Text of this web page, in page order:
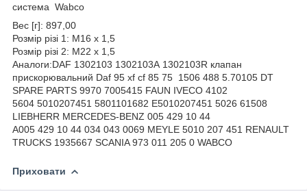
система Wabco
Вес [г]: 897,00
Розмір різі 1: M16 x 1,5
Розмір різі 2: M22 x 1,5
Аналоги:DAF 1302103 1302103A 1302103R клапан
прискорювальний Daf 95 xf cf 85 75 1506 488 5.70105 DT
SPARE PARTS 9970 7005415 FAUN IVECO 4102
5604 5010207451 5801101682 E5010207451 5026 61508
LIEBHERR MERCEDES-BENZ 005 429 10 44
A005 429 10 44 034 043 0069 MEYLE 5010 207 451 RENAULT
TRUCKS 1935667 SCANIA 973 011 205 0 WABCO
Приховати